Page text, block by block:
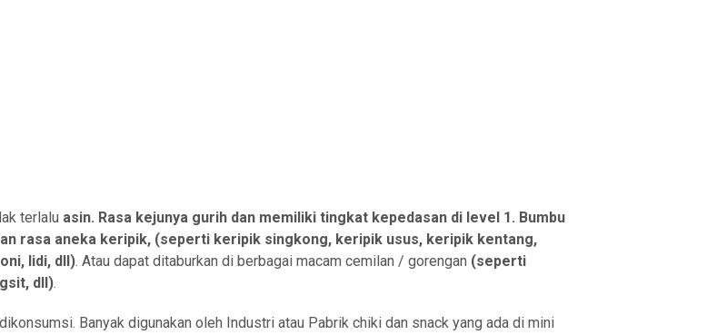
terlalu asin. Rasa kejunya gurih dan memiliki tingkat kepedasan di level 1. Bumbu
rasa aneka keripik, (seperti keripik singkong, keripik usus, keripik kentang,
lidi, dll). Atau dapat ditaburkan di berbagai macam cemilan / gorengan (seperti
dll).
Banyak digunakan oleh Industri atau Pabrik chiki dan snack yang ada di mini